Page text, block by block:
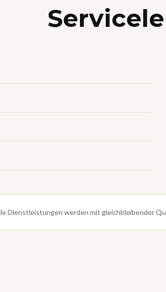
Dienstleistungen werden mit gleichbleibender